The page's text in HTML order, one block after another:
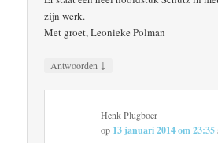
zijn werk.
Met groet, Leonieke Polman
Antwoorden ↓
Henk Plugboer
op 13 januari 2014 om 23:35